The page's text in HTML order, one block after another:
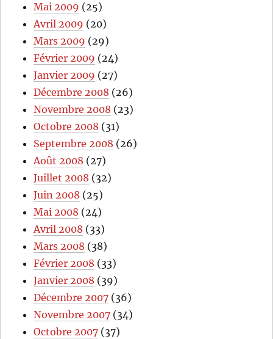
Mai 2009 (25)
Avril 2009 (20)
Mars 2009 (29)
Février 2009 (24)
Janvier 2009 (27)
Décembre 2008 (26)
Novembre 2008 (23)
Octobre 2008 (31)
Septembre 2008 (26)
Août 2008 (27)
Juillet 2008 (32)
Juin 2008 (25)
Mai 2008 (24)
Avril 2008 (33)
Mars 2008 (38)
Février 2008 (33)
Janvier 2008 (39)
Décembre 2007 (36)
Novembre 2007 (34)
Octobre 2007 (37)